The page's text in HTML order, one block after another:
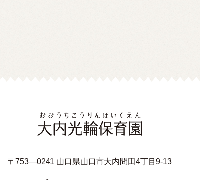
〒753—0241 山口県山口市大内問田4丁目9-13